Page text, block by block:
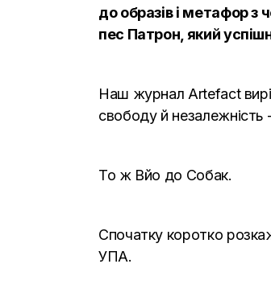
до образів і метафор з
пес Патрон, який
Наш журнал Artefact
свободу й незалежність
То ж Вйо до Собак.
Спочатку коротко
УПА.